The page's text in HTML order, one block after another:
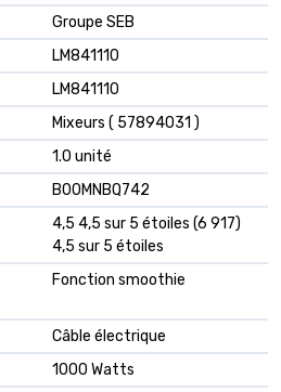
Groupe SEB
LM841110
LM841110
Mixeurs ( 57894031 )
1.0 unité
B00MNBQ742
4,5 4,5 sur 5 étoiles (6 917)
4,5 sur 5 étoiles
Fonction smoothie
Câble électrique
1000 Watts